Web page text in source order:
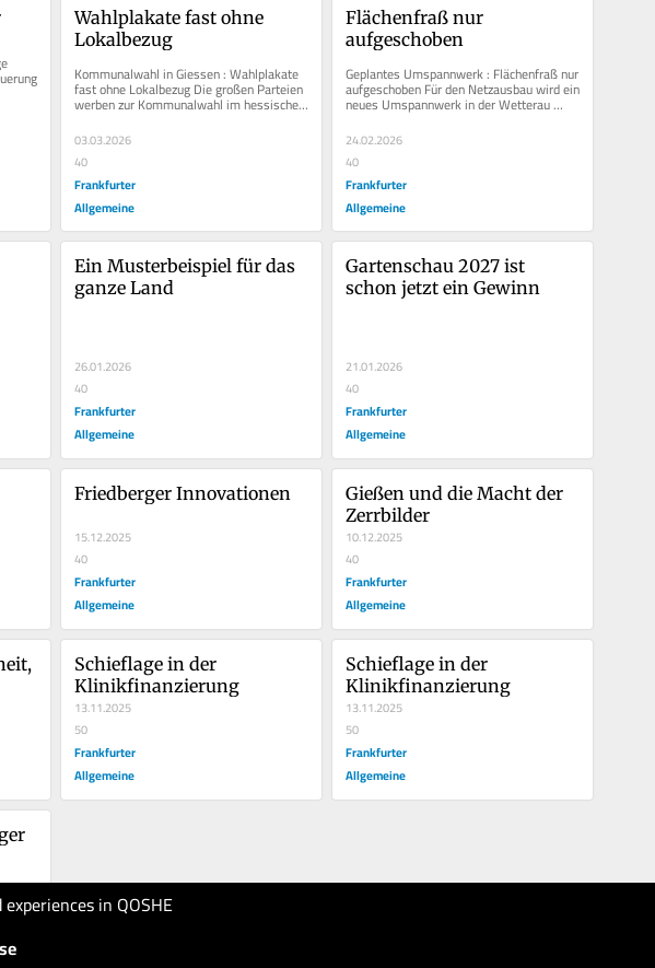
in QOSHE
Wahlplakate fast ohne
Lokalbezug
Kommunalwahl in Giessen : Wahlplakate
fast ohne Lokalbezug Die großen Parteien
werben zur Kommunalwahl im hessischen
03.03.2026
40
Frankfurter
Allgemeine
Flächenfraß nur
aufgeschoben
Geplantes Umspannwerk : Flächenfraß nur
aufgeschoben Für den Netzausbau wird ein
neues Umspannwerk in der Wetterau
gebraucht. Die Verschiebung des...
24.02.2026
40
Frankfurter
Allgemeine
Ein Musterbeispiel für das
ganze Land
26.01.2026
40
Frankfurter
Allgemeine
Gartenschau 2027 ist
schon jetzt ein Gewinn
21.01.2026
40
Frankfurter
Allgemeine
Friedberger Innovationen
15.12.2025
40
Frankfurter
Allgemeine
Gießen und die Macht der
Zerrbilder
10.12.2025
40
Frankfurter
Allgemeine
Schieflage in der
Klinikfinanzierung
13.11.2025
50
Frankfurter
Allgemeine
Schieflage in der
Klinikfinanzierung
13.11.2025
50
Frankfurter
Allgemeine